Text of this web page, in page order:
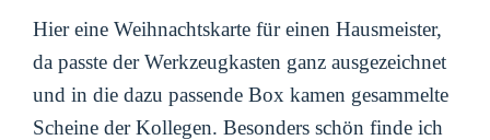
Hier eine Weihnachtskarte für einen Hausmeister,
da passte der Werkzeugkasten ganz ausgezeichnet
und in die dazu passende Box kamen gesammelte
Scheine der Kollegen. Besonders schön finde ich